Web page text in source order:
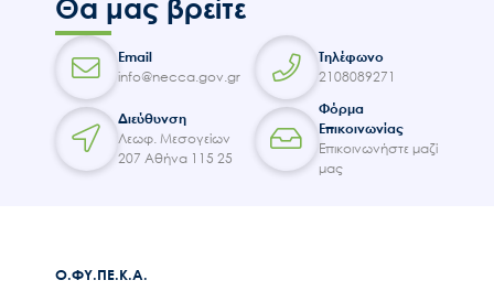
Θα μας βρείτε
Email
info@necca.gov.gr
Τηλέφωνο
2108089271
Διεύθυνση
Λεωφ. Μεσογείων
207 Αθήνα 115 25
Φόρμα
Επικοινωνίας
Επικοινωνήστε μαζί
μας
Ο.ΦΥ.ΠΕ.Κ.Α.